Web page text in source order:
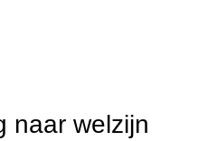
naar welzijn